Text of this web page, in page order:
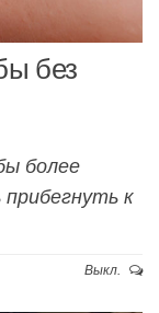
без
более
к
Выкл.